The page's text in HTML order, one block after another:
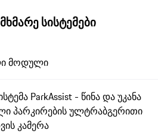
სისტემები
მოდული
ParkAssist - წინა და უკანა
პარკირების ულტრაბგერითი
კამერა